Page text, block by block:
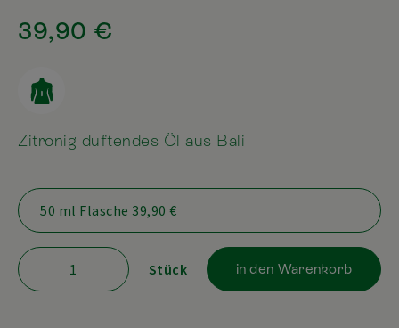
Zitronig duftendes Öl aus Bali
39,90 €
Stück in den Warenkorb